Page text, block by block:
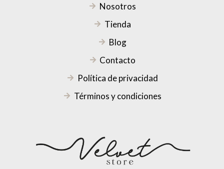
Nosotros
Tienda
Blog
Contacto
Política de privacidad
Términos y condiciones